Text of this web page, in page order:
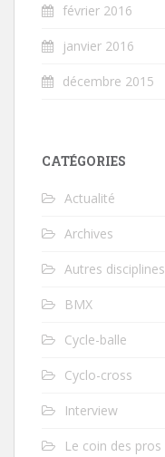
février 2016
janvier 2016
décembre 2015
CATÉGORIES
Actualité
Archives
Autres disciplines
BMX
Cycle-balle
Cyclo-cross
Interview
Le coin des pros